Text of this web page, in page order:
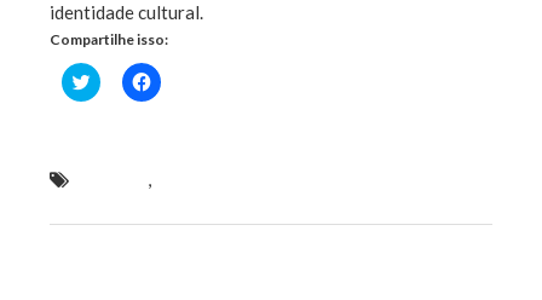
identidade cultural.
Compartilhe isso:
Clique
para
Clique
para
,